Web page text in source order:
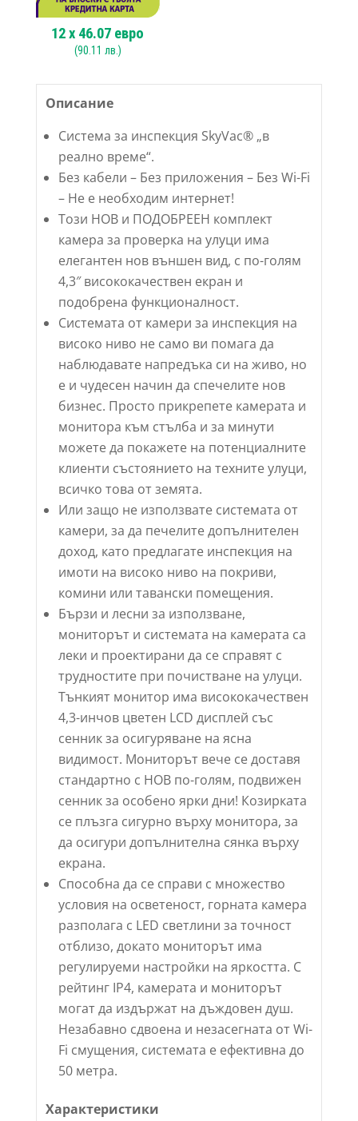
12x 46.07 евро
(90.11 лв.)
Описание
Система за инспекция SkyVac® „в
реално време“.
Без кабели – Без приложения – Без Wi-Fi
– Не е необходим интернет!
Този НОВ и ПОДОБРЕЕН комплект
камера за проверка на улуци има
елегантен нов външен вид, с по-голям
4,3″ висококачествен екран и
подобрена функционалност.
Системата от камери за инспекция на
високо ниво не само ви помага да
наблюдавате напредъка си на живо, но
е и чудесен начин да спечелите нов
бизнес. Просто прикрепете камерата и
монитора към стълба и за минути
можете да покажете на потенциалните
клиенти състоянието на техните улуци,
всичко това от земята.
Или защо не използвате системата от
камери, за да печелите допълнителен
доход, като предлагате инспекция на
имоти на високо ниво на покриви,
комини или тавански помещения.
Бързи и лесни за използване,
мониторът и системата на камерата са
леки и проектирани да се справят с
трудностите при почистване на улуци.
Тънкият монитор има висококачествен
4,3-инчов цветен LCD дисплей със
сенник за осигуряване на ясна
видимост. Мониторът вече се доставя
стандартно с НОВ по-голям, подвижен
сенник за особено ярки дни! Козирката
се плъзга сигурно върху монитора, за
да осигури допълнителна сянка върху
екрана.
Способна да се справи с множество
условия на осветеност, горната камера
разполага с LED светлини за точност
отблизо, докато мониторът има
регулируеми настройки на яркостта. С
рейтинг IP4, камерата и мониторът
могат да издържат на дъждовен душ.
Незабавно сдвоена и незасегната от Wi-
Fi смущения, системата е ефективна до
50 метра.
Характеристики